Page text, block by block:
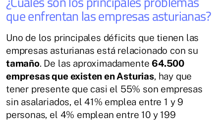
que enfrentan las empresas asturianas?
Uno de los principales déficits que tienen las
empresas asturianas está relacionado con su
tamaño. De las aproximadamente64.500
empresas que existen en Asturias, hay que
tener presente que casi el 55% son empresas
sin asalariados, el 41% emplea entre 1 y 9
personas, el 4% emplean entre 10 y 199